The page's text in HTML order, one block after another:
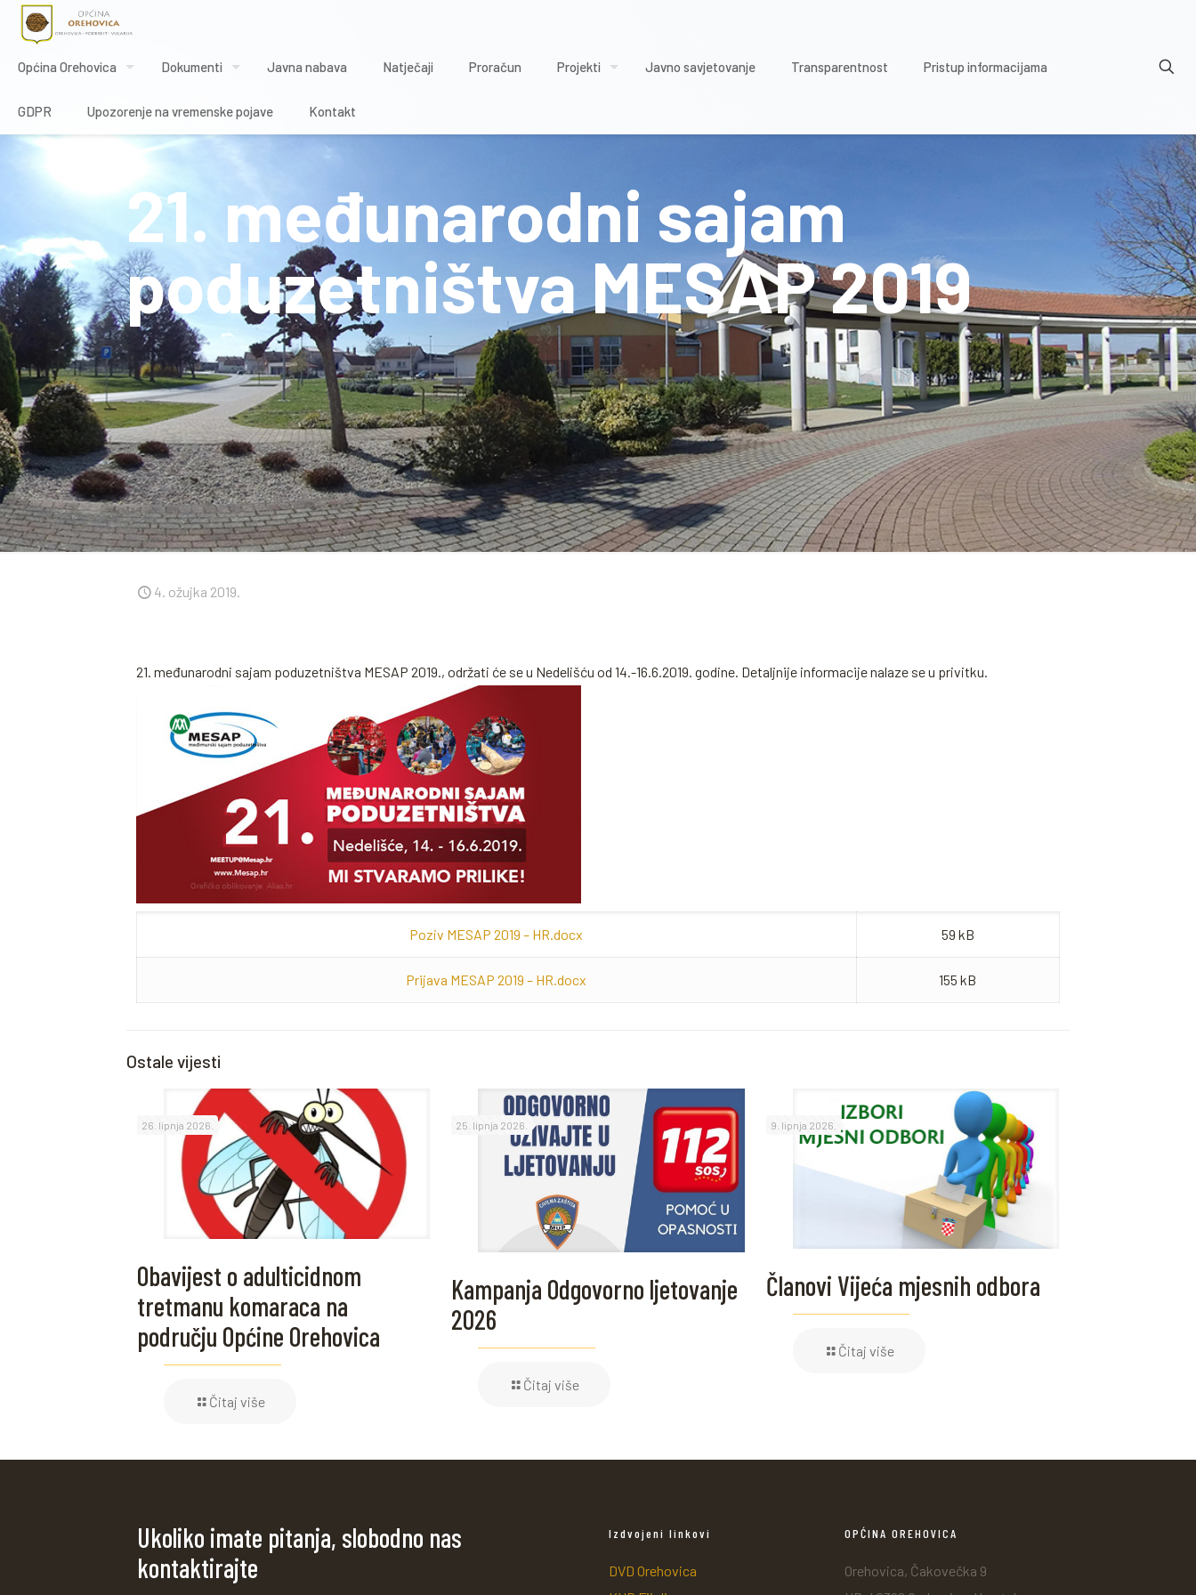
Općina Orehovica Dokumenti Javna nabava Natječaji Proračun Projekti Javno savjetovanje Transparentnost Pristup informacijama
GDPR Upozorenje na vremenske pojave Kontakt
21. međunarodni sajam
poduzetništva MESAP 2019
4. ožujka 2019.
21. međunarodni sajam poduzetništva MESAP 2019., održati će se u Nedelišću od 14.-16.6.2019. godine. Detaljnije informacije nalaze se u privitku.
Poziv MESAP 2019 – HR.docx 59 kB
Prijava MESAP 2019 – HR.docx 155 kB
Ostale vijesti
26. lipnja 2026.
Obavijest o adulticidnom
tretmanu komaraca na
području Općine Orehovica
Čitaj više
25. lipnja 2026.
Kampanja Odgovorno ljetovanje
2026
Čitaj više
9. lipnja 2026.
Članovi Vijeća mjesnih odbora
Čitaj više
Ukoliko imate pitanja, slobodno nas
kontaktirajte
Izdvojeni linkovi
DVD Orehovica
OPĆINA OREHOVICA
Orehovica, Čakovečka 9